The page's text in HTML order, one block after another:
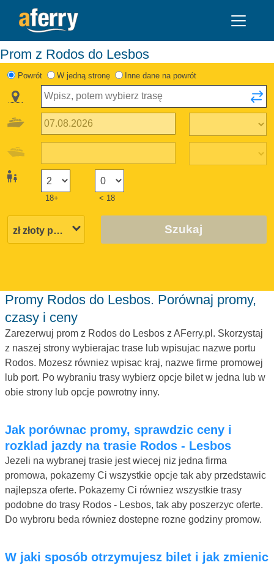
Prom z Rodos do Lesbos
Powrót W jedną stronę Inne dane na powrót
18+ < 18
Szukaj
Promy Rodos do Lesbos. Porównaj promy,
czasy i ceny
Zarezerwuj prom z Rodos do Lesbos z AFerry.pl. Skorzystaj
z naszej strony wybierajac trase lub wpisujac nazwe portu
Rodos. Mozesz równiez wpisac kraj, nazwe firme promowej
lub port. Po wybraniu trasy wybierz opcje bilet w jedna lub w
obie strony lub opcje powrotny inny.
Jak porównac promy, sprawdzic ceny i
rozklad jazdy na trasie Rodos - Lesbos
Jezeli na wybranej trasie jest wiecej niz jedna firma
promowa, pokazemy Ci wszystkie opcje tak aby przedstawic
najlepsza oferte. Pokazemy Ci równiez wszystkie trasy
podobne do trasy Rodos - Lesbos, tak aby poszerzyc oferte.
Do wybroru beda równiez dostepne rozne godziny promow.
W jaki sposób otrzymujesz bilet i jak zmienic